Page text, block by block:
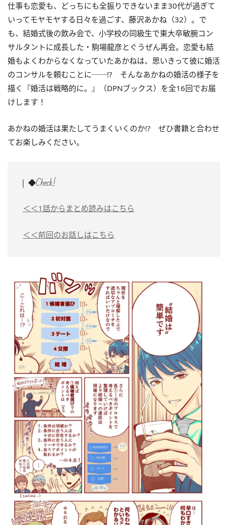
仕事も恋愛も、どっちにも全振りできないまま30代が過ぎて
いってモヤモヤする日々を過ごす、藤沢あかね（32）。で
も、結婚式後の飲み会で、小学校の同級生で東大卒敏腕コン
サルタントに成長した・駒場龍彦とぐうぜん再会。恋愛も結
婚もよくわからなくなっていたあかねは、思いきって彼に婚活
のコンサルを頼むことに──!? そんなあかねの婚活の様子を
描く
『婚活は戦略的に。』（DPNブックス）を全16回でお届
けします！
あかねの婚活は果たしてうまくいくのか!? ぜひ書籍と合わせ
てお楽しみください。
◆Check!
＜＜1話からまとめ読みはこちら
＜＜前回のお話しはこちら